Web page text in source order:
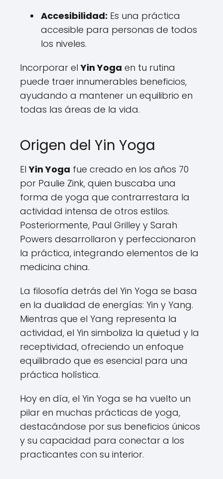
Accesibilidad: Es una práctica
accesible para personas de todos
los niveles.
Incorporar elYin Yoga en tu rutina
puede traer innumerables beneficios,
ayudando a mantener un equilibrio en
todas las áreas de la vida.
Origen del Yin Yoga
ElYin Yoga fue creado en los años 70
por Paulie Zink, quien buscaba una
forma de yoga que contrarrestara la
actividad intensa de otros estilos.
Posteriormente, Paul Grilley y Sarah
Powers desarrollaron y perfeccionaron
la práctica, integrando elementos de la
medicina china.
La filosofía detrás del Yin Yoga se basa
en la dualidad de energías: Yin y Yang.
Mientras que el Yang representa la
actividad, el Yin simboliza la quietud y la
receptividad, ofreciendo un enfoque
equilibrado que es esencial para una
práctica holística.
Hoy en día, el Yin Yoga se ha vuelto un
pilar en muchas prácticas de yoga,
destacándose por sus beneficios únicos
y su capacidad para conectar a los
practicantes con su interior.